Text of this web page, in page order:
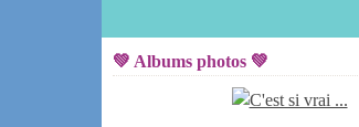
💚 Albums photos 💚